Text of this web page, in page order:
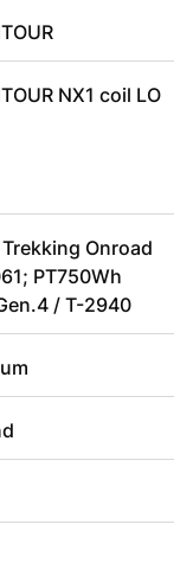
NX1 coil LO
Onroad
PT750Wh
/ T-2940